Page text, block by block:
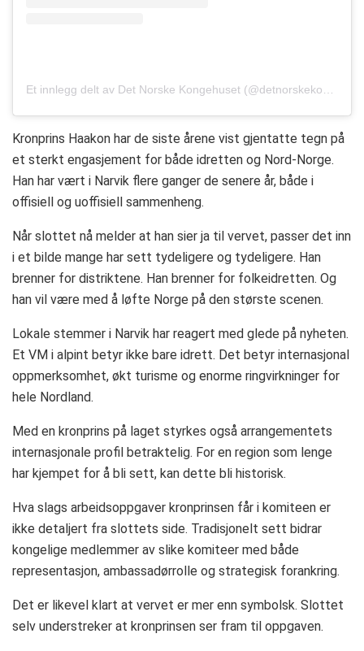
Kronprins Haakon har de siste årene vist gjentatte tegn på
et sterkt engasjement for både idretten og Nord-Norge.
Han har vært i Narvik flere ganger de senere år, både i
offisiell og uoffisiell sammenheng.
Når slottet nå melder at han sier ja til vervet, passer det inn
i et bilde mange har sett tydeligere og tydeligere. Han
brenner for distriktene. Han brenner for folkeidretten. Og
han vil være med å løfte Norge på den største scenen.
Lokale stemmer i Narvik har reagert med glede på nyheten.
Et VM i alpint betyr ikke bare idrett. Det betyr internasjonal
oppmerksomhet, økt turisme og enorme ringvirkninger for
hele Nordland.
Med en kronprins på laget styrkes også arrangementets
internasjonale profil betraktelig. For en region som lenge
har kjempet for å bli sett, kan dette bli historisk.
Hva slags arbeidsoppgaver kronprinsen får i komiteen er
ikke detaljert fra slottets side. Tradisjonelt sett bidrar
kongelige medlemmer av slike komiteer med både
representasjon, ambassadørrolle og strategisk forankring.
Det er likevel klart at vervet er mer enn symbolsk. Slottet
selv understreker at kronprinsen ser fram til oppgaven.